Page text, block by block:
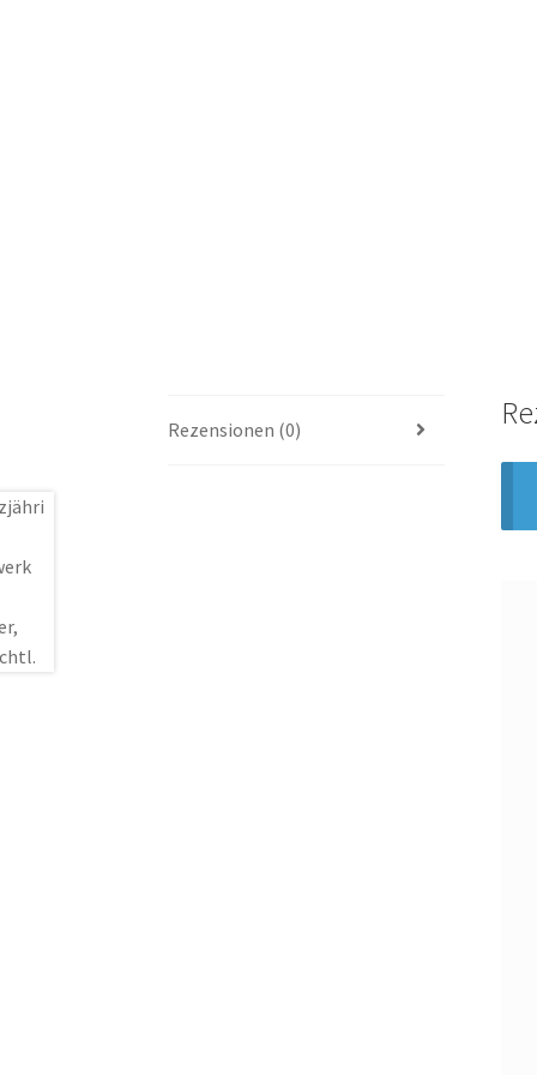
Rezensionen (0)